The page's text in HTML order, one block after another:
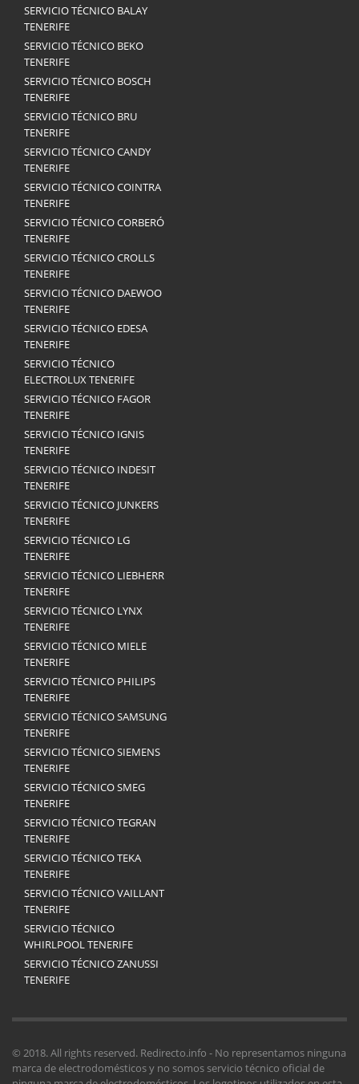
SERVICIO TÉCNICO BALAY
TENERIFE
SERVICIO TÉCNICO BEKO
TENERIFE
SERVICIO TÉCNICO BOSCH
TENERIFE
SERVICIO TÉCNICO BRU
TENERIFE
SERVICIO TÉCNICO CANDY
TENERIFE
SERVICIO TÉCNICO COINTRA
TENERIFE
SERVICIO TÉCNICO CORBERÓ
TENERIFE
SERVICIO TÉCNICO CROLLS
TENERIFE
SERVICIO TÉCNICO DAEWOO
TENERIFE
SERVICIO TÉCNICO EDESA
TENERIFE
SERVICIO TÉCNICO
ELECTROLUX TENERIFE
SERVICIO TÉCNICO FAGOR
TENERIFE
SERVICIO TÉCNICO IGNIS
TENERIFE
SERVICIO TÉCNICO INDESIT
TENERIFE
SERVICIO TÉCNICO JUNKERS
TENERIFE
SERVICIO TÉCNICO LG
TENERIFE
SERVICIO TÉCNICO LIEBHERR
TENERIFE
SERVICIO TÉCNICO LYNX
TENERIFE
SERVICIO TÉCNICO MIELE
TENERIFE
SERVICIO TÉCNICO PHILIPS
TENERIFE
SERVICIO TÉCNICO SAMSUNG
TENERIFE
SERVICIO TÉCNICO SIEMENS
TENERIFE
SERVICIO TÉCNICO SMEG
TENERIFE
SERVICIO TÉCNICO TEGRAN
TENERIFE
SERVICIO TÉCNICO TEKA
TENERIFE
SERVICIO TÉCNICO VAILLANT
TENERIFE
SERVICIO TÉCNICO
WHIRLPOOL TENERIFE
SERVICIO TÉCNICO ZANUSSI
TENERIFE
© 2018. All rights reserved. Redirecto.info - No representamos ninguna
marca de electrodomésticos y no somos servicio técnico oficial de